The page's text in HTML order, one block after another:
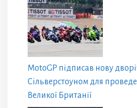
MotoGP підписав нову
Сільверстоуном для
Великої Британії